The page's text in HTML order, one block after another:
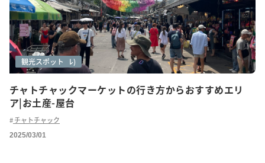
チャトチャックマーケットの行き方からおすすめエリ
ア|お土産-屋台
アートシーン
カフェ巡り
グルメ
グルメ(ローカル)
観光スポット
チャトチャック
2025/03/01